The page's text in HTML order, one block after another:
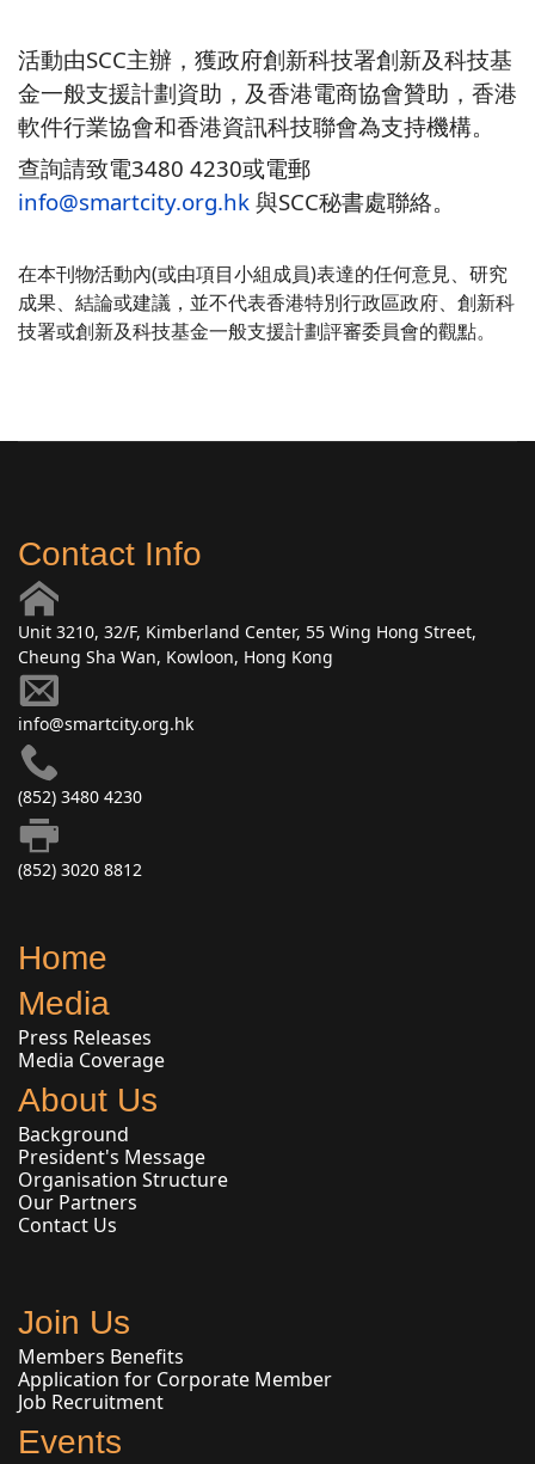
活動由SCC主辦，獲政府創新科技署創新及科技基
金一般支援計劃資助，及香港電商協會贊助，香港
軟件行業協會和香港資訊科技聯會為支持機構。
查詢請致電3480 4230或電郵
info@smartcity.org.hk 與SCC秘書處聯絡。
在本刊物∕活動內(或由項目小組成員)表達的任何意見、研究
成果、結論或建議，並不代表香港特別行政區政府、創新科
技署或創新及科技基金一般支援計劃評審委員會的觀點。
Contact Info
Unit 3210, 32/F, Kimberland Center, 55 Wing Hong Street,
Cheung Sha Wan, Kowloon, Hong Kong
info@smartcity.org.hk
(852) 3480 4230
(852) 3020 8812
Home
Media
Press Releases
Media Coverage
About Us
Background
President's Message
Organisation Structure
Our Partners
Contact Us
Join Us
Members Benefits
Application for Corporate Member
Job Recruitment
Events